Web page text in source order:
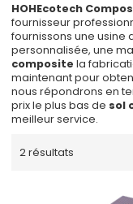
HOHEcotech
fournisseur
fournissons une usine
personnalisée, une
composite la
maintenant pour
nous répondrons en
prix le plus bas de sol
meilleur service.
2 résultats